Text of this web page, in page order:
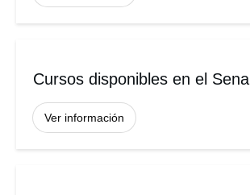
Cursos disponibles en el Sena
Ver información